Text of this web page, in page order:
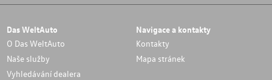
Das WeltAuto
O Das WeltAuto
Naše služby
Vyhledávání dealera
Navigace a kontakty
Kontakty
Mapa stránek